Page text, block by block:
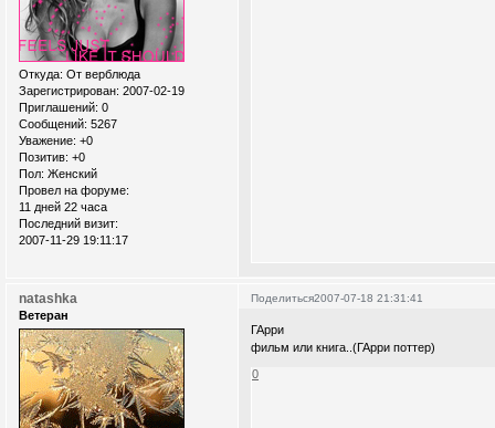
Откуда: От верблюда
Зарегистрирован: 2007-02-19
Приглашений: 0
Сообщений: 5267
Уважение: +0
Позитив: +0
Пол: Женский
Провел на форуме:
11 дней 22 часа
Последний визит:
2007-11-29 19:11:17
Поделиться2007-07-18 21:31:41
natashka
Ветеран
ГАрри
фильм или книга..(ГАрри поттер)
0